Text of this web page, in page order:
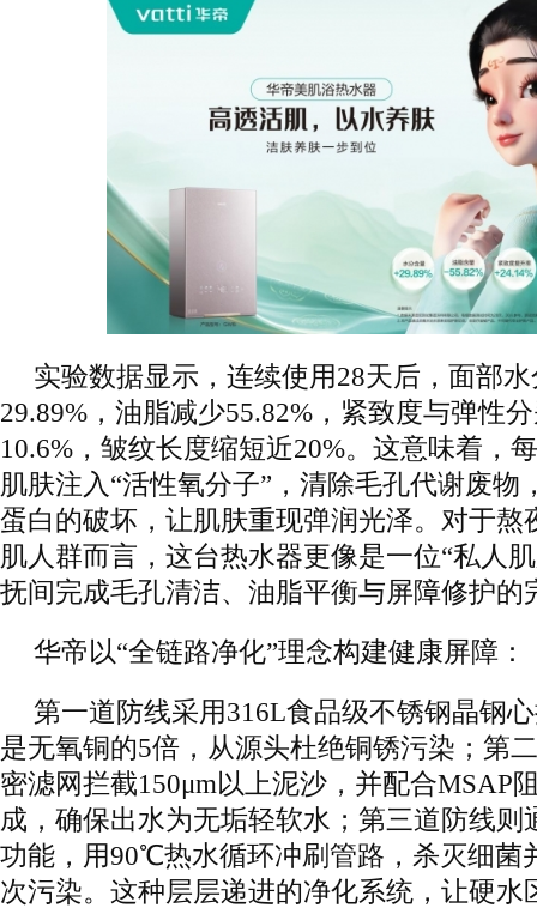
实验数据显示，连续使用28天后，面部
29.89%，油脂减少55.82%，紧致度与弹性
10.6%，皱纹长度缩短近20%。这意味着，
肌肤注入“活性氧分子”，清除毛孔代谢废物
蛋白的破坏，让肌肤重现弹润光泽。对于熬
肌人群而言，这台热水器更像是一位“私人
抚间完成毛孔清洁、油脂平衡与屏障修护的
华帝以“全链路净化”理念构建健康屏障：
第一道防线采用316L食品级不锈钢晶钢
是无氧铜的5倍，从源头杜绝铜锈污染；第
密滤网拦截150μm以上泥沙，并配合MSAP
成，确保出水为无垢轻软水；第三道防线则
功能，用90℃热水循环冲刷管路，杀灭细菌
次污染。这种层层递进的净化系统，让硬水